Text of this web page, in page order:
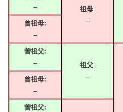
–
祖母:
–
曾祖母:
–
曽祖父:
–
祖父:
–
曾祖母:
–
曽祖父: